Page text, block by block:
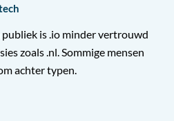
is .io minder vertrouwd
zoals .nl. Sommige mensen
achter typen.